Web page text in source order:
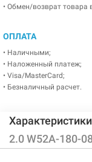
• Обмен/возврат товара
ОПЛАТА
• Наличными;
• Наложенный платеж;
• Visa/MasterCard;
• Безналичный расчет.
Характеристики
2.0 W52A-180-